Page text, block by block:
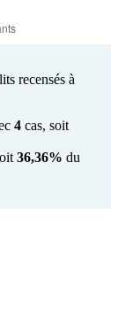
recensés à
4 cas, soit
36,36% du